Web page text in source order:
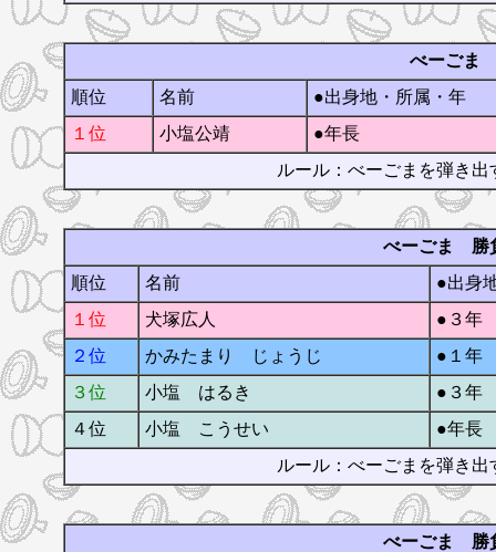
べーごま
順位
名前
●出身地・所属・年
１位
小塩公靖
●年長
ルール：べーごまを弾き
べーごま 勝
順位
名前
●出身
１位
犬塚広人
●３年
２位
かみたまり じょうじ
●１年
３位
小塩 はるき
●３年
４位
小塩 こうせい
●年長
ルール：べーごまを弾き
べーごま 勝